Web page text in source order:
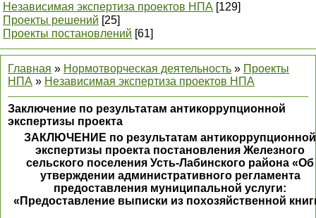
Независимая экспертиза проектов НПА [129]
Проекты решений [25]
Проекты постановлений [61]
Главная » Нормотворческая деятельность » Проекты
НПА » Независимая экспертиза проектов НПА
Заключение по результатам антикоррупционной
экспертизы проекта
ЗАКЛЮЧЕНИЕ по результатам антикоррупционной
экспертизы проекта постановления Железного
сельского поселения Усть-Лабинского района «Об
утверждении административного регламента
предоставления муниципальной услуги:
«Предоставление выписки из похозяйственной